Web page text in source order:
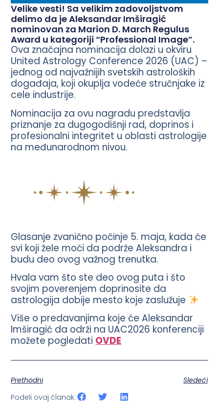
Velike vesti! Sa velikim zadovoljstvom
delimo da je Aleksandar Imširagić
nominovan za Marion D. March Regulus
Award u kategoriji “Professional Image”.
Ova značajna nominacija dolazi u okviru
United Astrology Conference 2026 (UAC) –
jednog od najvažnijih svetskih astroloških
događaja, koji okuplja vodeće stručnjake iz
cele industrije.
Nominacija za ovu nagradu predstavlja
priznanje za dugogodišnji rad, doprinos i
profesionalni integritet u oblasti astrologije
na međunarodnom nivou.
Glasanje zvanično počinje 5. maja, kada će
svi koji žele moći da podrže Aleksandra i
budu deo ovog važnog trenutka.
Hvala vam što ste deo ovog puta i što
svojim poverenjem doprinosite da
astrologija dobije mesto koje zaslužuje
Više o predavanjima koje će Aleksandar
Imširagić da održi na UAC2026 konferenciji
možete pogledatiOVDE
Prethodni
Sledeći
Podeli ovaj članak: